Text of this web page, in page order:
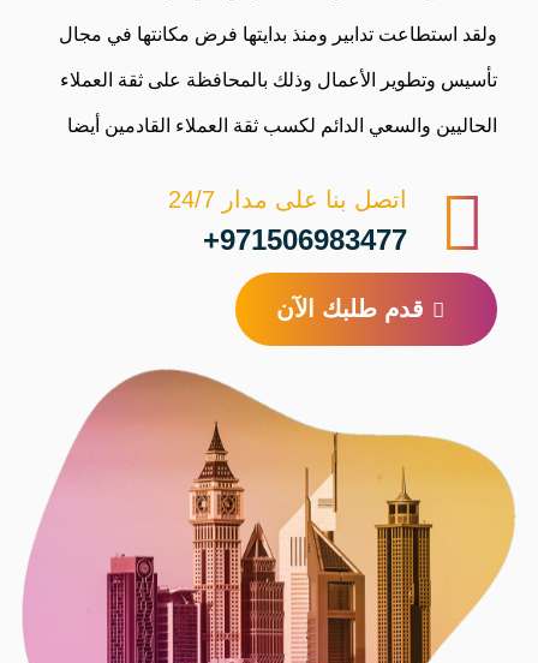
ولقد استطاعت تدابير ومنذ بدايتها فرض مكانتها في مجال
تأسيس وتطوير الأعمال وذلك بالمحافظة على ثقة العملاء
الحاليين والسعي الدائم لكسب ثقة العملاء القادمين أيضا
اتصل بنا على مدار 24/7
971506983477+
قدم طلبك الآن